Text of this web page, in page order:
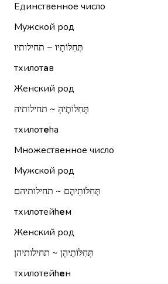
Единственное число
Мужской род
תְּחִלּוֹתָיו ~ תחילותיו
тхилотав
Женский род
תְּחִלּוֹתֶיהָ ~ תחילותיה
тхилотеhа
Множественное число
Мужской род
תְּחִלּוֹתֵיהֶם ~ תחילותיהם
тхилотейhем
Женский род
תְּחִלּוֹתֵיהֶן ~ תחילותיהן
тхилотейhен